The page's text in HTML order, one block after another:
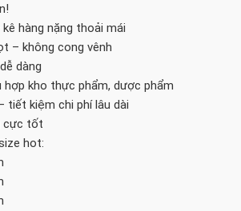
hàng nặng thoải mái
– không cong vênh
dàng
hợp kho thực phẩm, dược phẩm
tiết kiệm chi phí lâu dài
cực tốt
hot: